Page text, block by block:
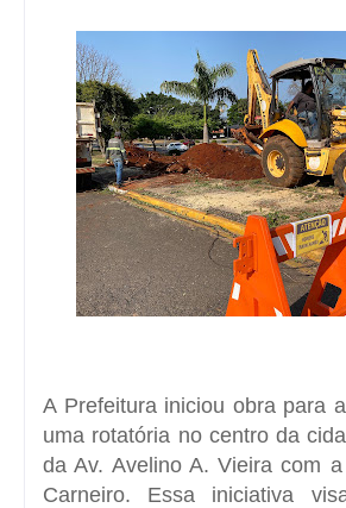
A Prefeitura iniciou obra para
uma rotatória no centro da
da Av. Avelino A. Vieira com
Carneiro. Essa iniciativa